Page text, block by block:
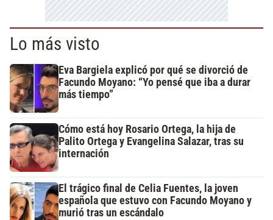
Lo más visto
Eva Bargiela explicó por qué se divorció de
Facundo Moyano: “Yo pensé que iba a durar
más tiempo”
Cómo está hoy Rosario Ortega, la hija de
Palito Ortega y Evangelina Salazar, tras su
internación
El trágico final de Celia Fuentes, la joven
española que estuvo con Facundo Moyano y
murió tras un escándalo